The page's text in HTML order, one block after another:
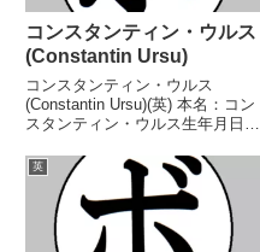
コンスタンティン・ウルス
(Constantin Ursu)
コンスタンティン・ウルス
(Constantin Ursu)(英) 本名：コン
スタンティン・ウルス生年月日：
戦15勝(6KO) 【獲得タイトル】
BBBofC英南部ウェルター級王座
BBBofC英国ウェルター級...
英